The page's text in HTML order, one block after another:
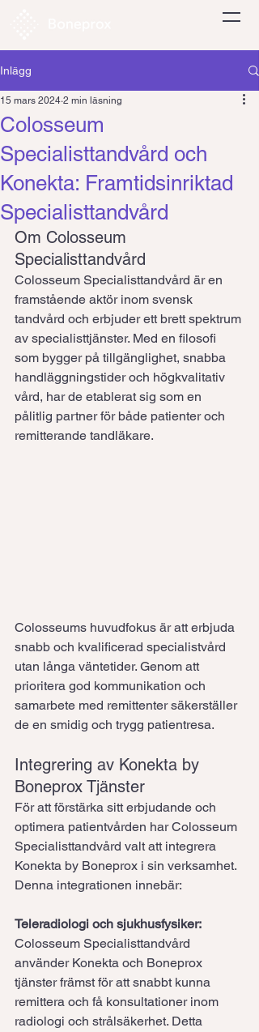
Inlägg
Colosseum
Specialisttandvård och
Konekta: Framtidsinriktad
Specialisttandvård
15 mars 2024 2 min läsning
Om Colosseum
Specialisttandvård
Colosseum Specialisttandvård är en
framstående aktör inom svensk
tandvård och erbjuder ett brett spektrum
av specialisttjänster. Med en filosofi
som bygger på tillgänglighet, snabba
handläggningstider och högkvalitativ
vård, har de etablerat sig som en
pålitlig partner för både patienter och
remitterande tandläkare.
Colosseums huvudfokus är att erbjuda
snabb och kvalificerad specialistvård
utan långa väntetider. Genom att
prioritera god kommunikation och
samarbete med remittenter säkerställer
de en smidig och trygg patientresa.
Integrering av Konekta by
Boneprox Tjänster
För att förstärka sitt erbjudande och
optimera patientvården har Colosseum
Specialisttandvård valt att integrera
Konekta by Boneprox i sin verksamhet.
Denna integrationen innebär:
Teleradiologi och sjukhusfysiker:
Colosseum Specialisttandvård
använder Konekta och Boneprox
tjänster främst för att snabbt kunna
remittera och få konsultationer inom
radiologi och strålsäkerhet. Detta